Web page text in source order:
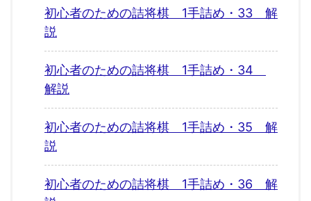
初心者のための詰将棋 1手詰め・33 解
説
初心者のための詰将棋 1手詰め・34
解説
初心者のための詰将棋 1手詰め・35 解
説
初心者のための詰将棋 1手詰め・36 解